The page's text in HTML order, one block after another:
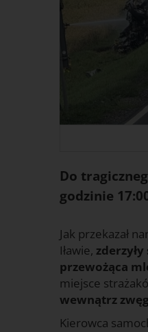
Do
godzinie
Jak przekazał
Iławie,
przewożąca
miejsce
wewnątrz
Kierowca